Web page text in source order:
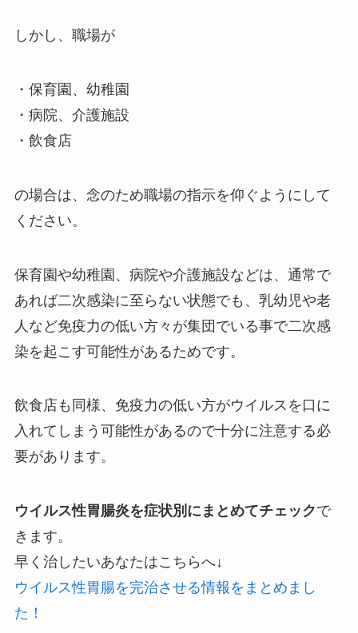
しかし、職場が
・保育園、幼稚園
・病院、介護施設
・飲食店
の場合は、念のため職場の指示を仰ぐようにして
ください。
保育園や幼稚園、病院や介護施設などは、通常で
あれば二次感染に至らない状態でも、乳幼児や老
人など免疫力の低い方々が集団でいる事で二次感
染を起こす可能性があるためです。
飲食店も同様、免疫力の低い方がウイルスを口に
入れてしまう可能性があるので十分に注意する必
要があります。
ウイルス性胃腸炎を症状別にまとめてチェックで
きます。
早く治したいあなたはこちらへ↓
ウイルス性胃腸を完治させる情報をまとめまし
た！